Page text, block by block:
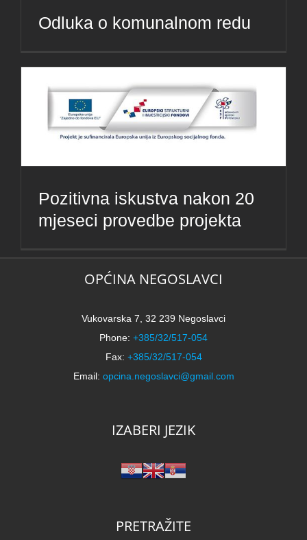
Odluka o komunalnom redu
Pozitivna iskustva nakon 20
mjeseci provedbe projekta
OPĆINA NEGOSLAVCI
Vukovarska 7, 32 239 Negoslavci
Phone: +385/32/517-054
Fax: +385/32/517-054
Email: opcina.negoslavci@gmail.com
IZABERI JEZIK
PRETRAŽITE